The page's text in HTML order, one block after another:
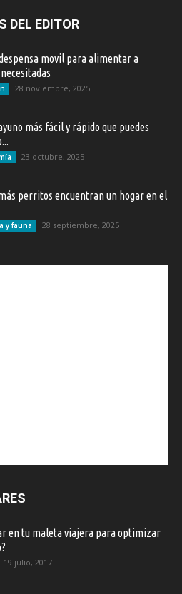
DEL EDITOR
movil para alimentar a
28 noviembre, 2025
más fácil y rápido que puedes
23 octubre, 2025
perritos encuentran un hogar en el
y fauna 28 septiembre, 2025
en tu maleta viajera para optimizar
19 julio, 2017